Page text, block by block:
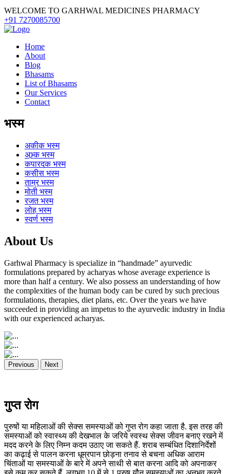
WELCOME TO GARHWAL MEDICINES PHARMACY
+91 7270085700
Home
About
Blog
Bhasams
List of Bhasams
Our Services
Contact
भस्म
अकीकभस्म
अभ्र्क भस्म
कपारदक भस्म
कसीस भस्म
ताम्र भस्म
मोती भस्म
रजत भस्म
लोह भस्म
स्वर्ण भस्म
About Us
Garhwal Pharmacy is specialize in “handmade” ayurvedic
formulations prepared by acharyas whose average experience is
more than half a century. We also possess an understanding of how
the complexities of the human body can be cured by such precious
formulations, therapies, diet plans, etc. Over the years we have
succeeded in providing an impetus to the ayurvedic industry in India
with our experienced acharyas.
Previous Next
गुप्त रोग
पुरुषों या महिलाओं की सेक्स समस्याओं को गुप्त रोग कहा जाता है. इस तरह की
समस्याओं को स्वास्थ्य की देखभाल के जरिये स्वस्थ सेक्स जीवन बनाए रखने में
मदद करने के लिए निम्न कदम उठाए जा सकते हैं. शराब सम्बंधित दिशानिर्देशों
का कढ़ाई से पालन करना धूम्रपान छोड़ना तनाव से बचना अधिक आराम
चिंताओं या समस्याओं के बारे में अपने साथी से बात करना आदि को अपनाकर